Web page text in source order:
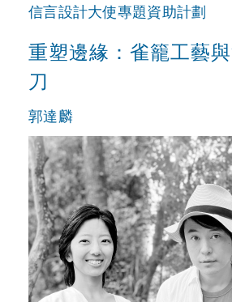
信言設計大使專題資助計劃
重塑邊緣：雀籠工藝
刀
郭達麟